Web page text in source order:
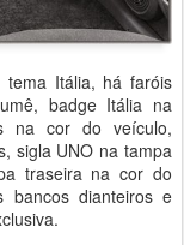
tema Itália, há faróis
badge Itália na
na cor do veículo,
sigla UNO na tampa
traseira na cor do
bancos dianteiros e